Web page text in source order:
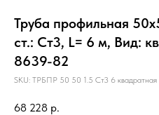
Труба профильная
ст.: Ст3, L= 6 м, Вид:
8639-82
SKU: ТРБПР 50 50 1.5 Ст3 6
68 228 р.